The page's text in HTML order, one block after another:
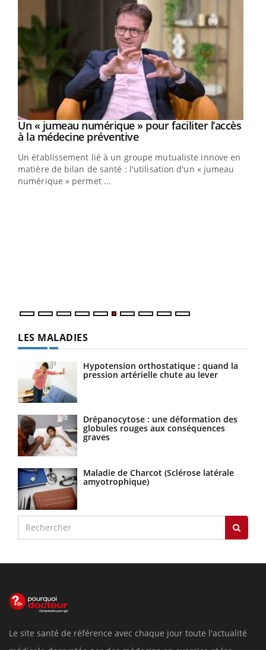
Youtube
Un « jumeau numérique » pour faciliter l’accès
à la médecine préventiveYoutube
Un établissement lié à un groupe mutualiste innove en
matière de bilan de santé : l'utilisation d'un « jumeau
numérique » permet ...
LES MALADIES
Hypotension orthostatique : quand la
pression artérielle chute au lever
Drépanocytose : une déformation des
globules rouges aux conséquences
graves
Maladie de Charcot (Sclérose latérale
amyotrophique)
Le site santé de référence avec chaque jour toute l'actualité